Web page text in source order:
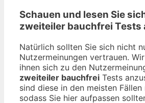
Schauen und lesen Sie
zweiteiler bauchfrei Tests
Natürlich sollten Sie sich nicht
Nutzermeinungen vertrauen.
ihnen sich zu den
zweiteiler bauchfrei Tests
sind diese in den meisten
sodass Sie hier aufpassen